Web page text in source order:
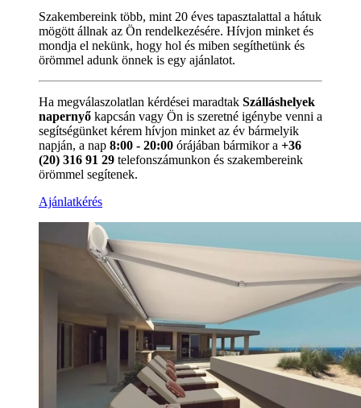
Szakembereink több, mint 20 éves tapasztalattal a hátuk
mögött állnak az Ön rendelkezésére. Hívjon minket és
mondja el nekünk, hogy hol és miben segíthetünk és
örömmel adunk önnek is egy ajánlatot.
Ha megválaszolatlan kérdései maradtak Szálláshelyek
napernyő kapcsán vagy Ön is szeretné igénybe venni a
segítségünket kérem hívjon minket az év bármelyik
napján, a nap 8:00 - 20:00 órájában bármikor a +36
(20) 316 91 29 telefonszámunkon és szakembereink
örömmel segítenek.
Ajánlatkérés